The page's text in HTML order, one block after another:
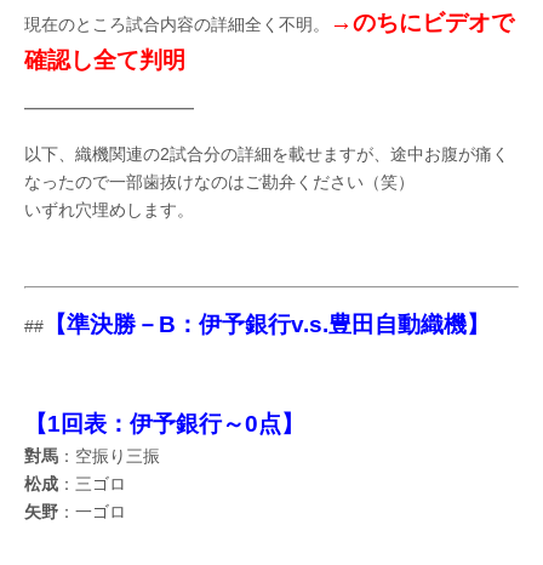
現在のところ試合内容の詳細全く不明。
→のちにビデオで
確認し全て判明
━━━━━━━━━━
以下、織機関連の2試合分の詳細を載せますが、途中お腹が痛く
なったので一部歯抜けなのはご勘弁ください（笑）
いずれ穴埋めします。
## 【準決勝－B：伊予銀行v.s.豊田自動織機】
【1回表：伊予銀行～0点】
對馬 ：空振り三振
松成 ：三ゴロ
矢野 ：一ゴロ